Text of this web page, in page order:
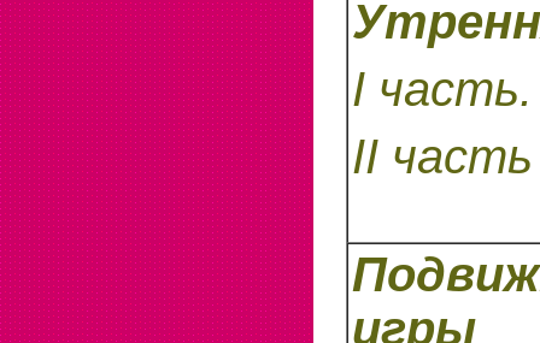
I часть.
II
игры